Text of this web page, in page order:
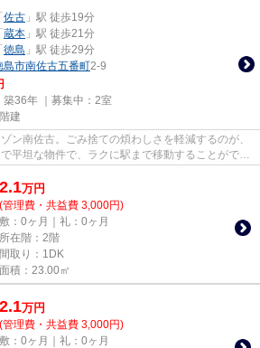
佐古 」駅 徒歩19分
蔵本 」駅 徒歩21分
徳島 」駅 徒歩29分
島市南佐古五番町2-9
36年 ｜募集中： 2室
建
ン南佐古。ごみ捨ての煩わしさを軽減するのが、
平坦な物件で、ラクに駅まで移動することができ
2.1万円
(管理費・共益費 3,000円)
敷：0ヶ月｜礼：0ヶ月
所在階：2階
間取り：1DK
面積：23.00㎡
2.1万円
(管理費・共益費 3,000円)
敷：0ヶ月｜礼：0ヶ月